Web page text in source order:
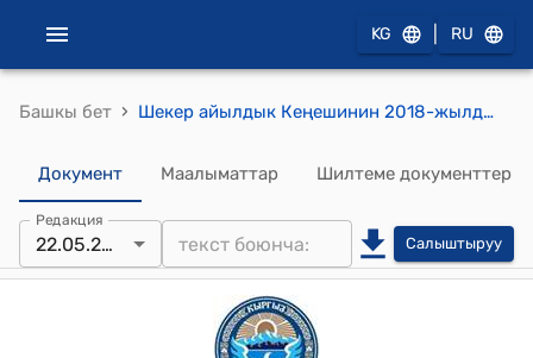
KG RU
Башкы бет › Шекер айылдык Кеңешинин 2018-жылдын 22-майындагы № 13 "Мамытбеков Меербектин арызы жөнүндө" токтому
Документ Маалыматтар Шилтеме документтер
Редакция
22.05.2018 Салыштыруу